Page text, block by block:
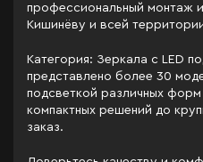
профессиональный монтаж
Кишинёву и всей
Категория: Зеркала c LED
представлено более 30
подсветкой различных
компактных решений до
заказ.